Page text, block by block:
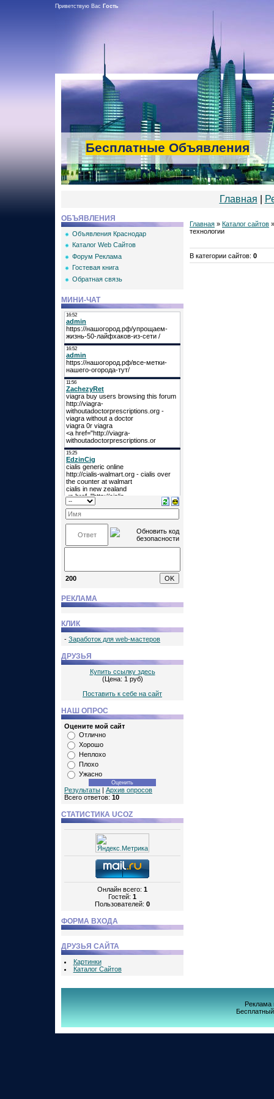
Приветствую Вас Гость
Бесплатные Объявления
Главная
ОБЪЯВЛЕНИЯ
Объявления Краснодар
Каталог Web Сайтов
Форум Реклама
Гостевая книга
Обратная связь
МИНИ-ЧАТ
200
РЕКЛАМА
КЛИК
- Заработок для web-мастеров
ДРУЗЬЯ
Купить ссылку здесь
(Цена: 1 руб)
Поставить к себе на сайт
НАШ ОПРОС
Оцените мой сайт
Отлично
Хорошо
Неплохо
Плохо
Ужасно
Результаты | Архив опросов
Всего ответов: 10
СТАТИСТИКА UCOZ
Онлайн всего: 1
Гостей: 1
Пользователей: 0
ФОРМА ВХОДА
ДРУЗЬЯ САЙТА
Картинки
Каталог Сайтов
Главная » Каталог сайтов
технологии
В категории сайтов: 0
Реклама